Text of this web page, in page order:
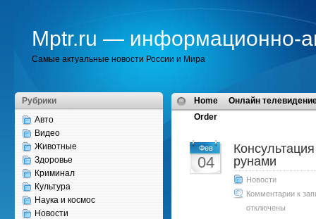
Mptr.ru — информационно-
Самые актуальные новости России и Мира
Рубрики
Авто
Видео
Животные
Здоровье
Криминал
Культура
Наука и космос
Новости
Home
Онлайн
Order
Фев
04
рунами
Новости
Комментарии к
отключены